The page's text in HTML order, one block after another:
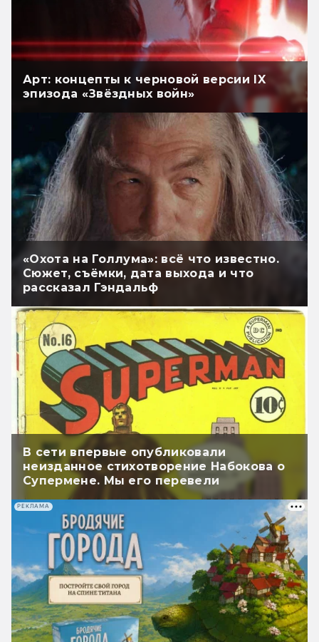
Арт: концепты к черновой версии IX
эпизода «Звёздных войн»
«Охота на Голлума»: всё что известно.
Сюжет, съёмки, дата выхода и что
рассказал Гэндальф
В сети впервые опубликовали
неизданное стихотворение Набокова о
Супермене. Мы его перевели
РЕКЛАМА